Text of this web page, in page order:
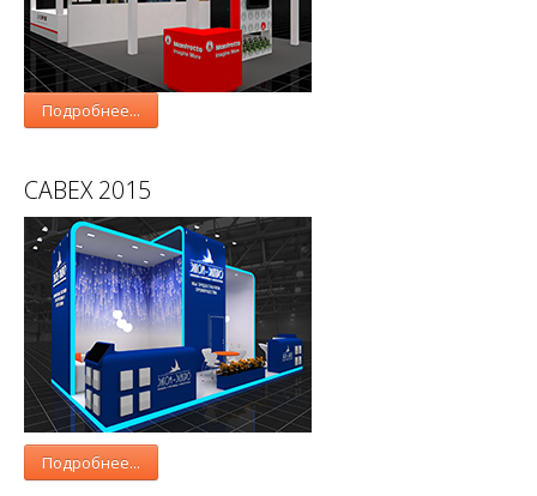
Подробнее...
CABEX 2015
Подробнее...